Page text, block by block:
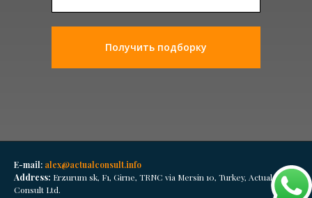
Получить подборку
E-mail: alex@actualconsult.info
Address: Erzurum sk, F1, Girne, TRNC via Mersin 10, Turkey, Actual
Consult Ltd.